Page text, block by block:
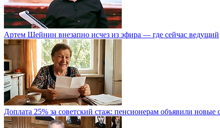
Артем Шейнин внезапно исчез из эфира — где сейчас ведущий
Доплата 25% за советский стаж: пенсионерам объявили новые